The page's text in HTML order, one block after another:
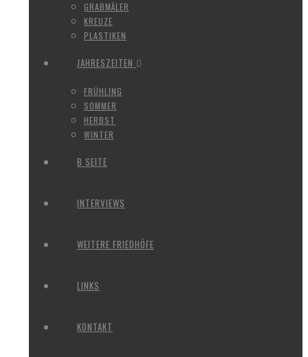
GRABMÄLER
KREUZE
PLASTIKEN
JAHRESZEITEN
FRÜHLING
SOMMER
HERBST
WINTER
B SEITE
INTERVIEWS
WEITERE FRIEDHÖFE
LINKS
KONTAKT